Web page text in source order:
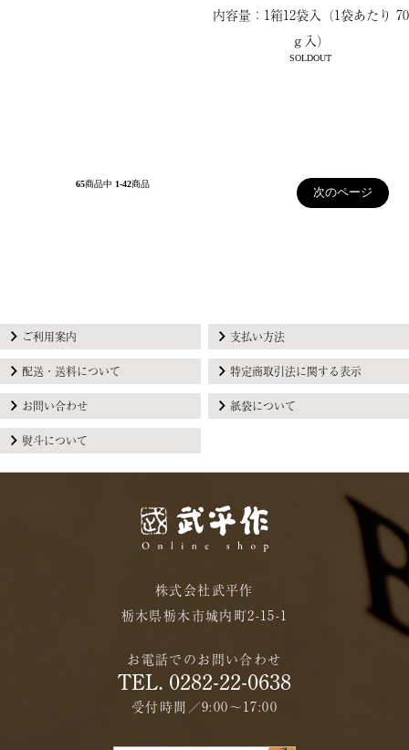
内容量：1箱12袋入（1袋あたり 70
ｇ入）
SOLDOUT
65商品中 1-42商品
次のページ
ご利用案内 支払い方法
配送・送料について 特定商取引法に関する表示
お問い合わせ 紙袋について
熨斗について
株式会社武平作
栃木県栃木市城内町2-15-1
お電話でのお問い合わせ
TEL. 0282-22-0638
受付時間／9:00〜17:00